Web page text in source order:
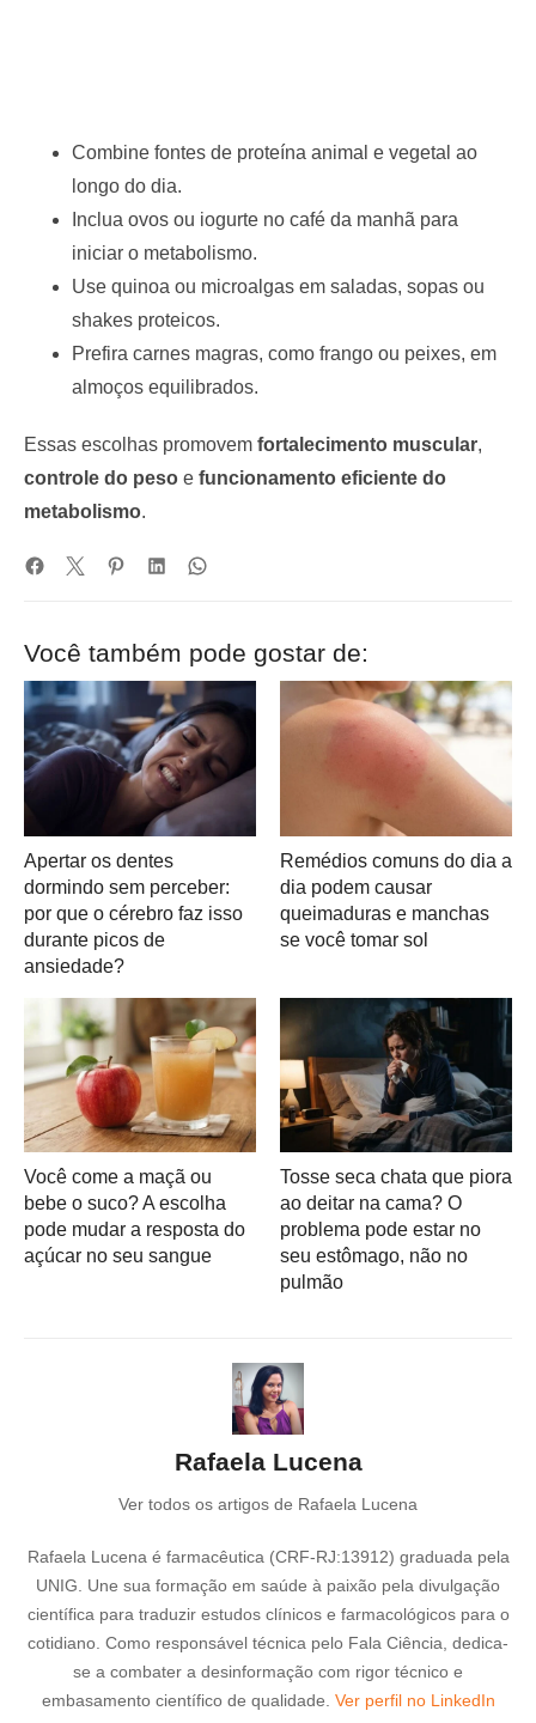
Combine fontes de proteína animal e vegetal ao
longo do dia.
Inclua ovos ou iogurte no café da manhã para
iniciar o metabolismo.
Use quinoa ou microalgas em saladas, sopas ou
shakes proteicos.
Prefira carnes magras, como frango ou peixes, em
almoços equilibrados.
Essas escolhas promovem fortalecimento muscular,
controle do peso e funcionamento eficiente do
metabolismo.
Você também pode gostar de:
Apertar os dentes
dormindo sem perceber:
por que o cérebro faz isso
durante picos de
ansiedade?
Remédios comuns do dia a
dia podem causar
queimaduras e manchas
se você tomar sol
Você come a maçã ou
bebe o suco? A escolha
pode mudar a resposta do
açúcar no seu sangue
Tosse seca chata que piora
ao deitar na cama? O
problema pode estar no
seu estômago, não no
pulmão
Rafaela Lucena
Ver todos os artigos de Rafaela Lucena
Rafaela Lucena é farmacêutica (CRF-RJ:13912) graduada pela
UNIG. Une sua formação em saúde à paixão pela divulgação
científica para traduzir estudos clínicos e farmacológicos para o
cotidiano. Como responsável técnica pelo Fala Ciência, dedica-
se a combater a desinformação com rigor técnico e
embasamento científico de qualidade. Ver perfil no LinkedIn